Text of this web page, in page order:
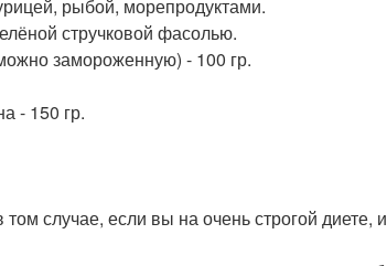
рыбой, морепродуктами.
стручковой фасолью.
замороженную) - 100 гр.
- 150 гр.
случае, если вы на очень строгой диете,